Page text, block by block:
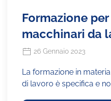
Formazione per
macchinari da
26 Gennaio 2023
La formazione in
di lavoro è specifica e